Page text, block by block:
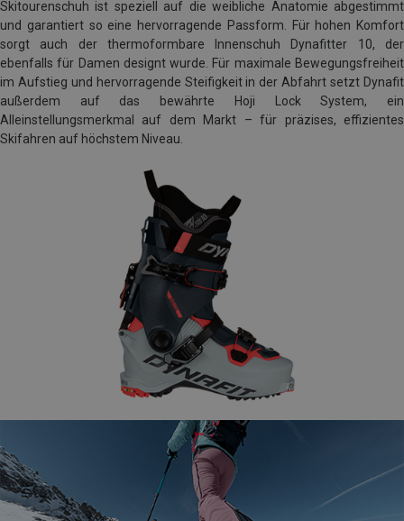
Skitourenschuh ist speziell auf die weibliche Anatomie abgestimmt
und garantiert so eine hervorragende Passform. Für hohen Komfort
sorgt auch der thermoformbare Innenschuh Dynafitter 10, der
ebenfalls für Damen designt wurde. Für maximale Bewegungsfreiheit
im Aufstieg und hervorragende Steifigkeit in der Abfahrt setzt Dynafit
außerdem auf das bewährte Hoji Lock System, ein
Alleinstellungsmerkmal auf dem Markt – für präzises, effizientes
Skifahren auf höchstem Niveau.